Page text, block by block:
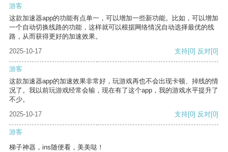
游客
这款加速器app的功能有点单一，可以增加一些新功能。比如，可以增加
一个自动切换线路的功能，这样就可以根据网络情况自动选择最优的线
路，从而获得更好的加速效果。
2025-10-17
支持[0] 反对[0]
游客
这款加速器app的加速效果非常好，玩游戏再也不会出现卡顿、掉线的情
况了。我以前玩游戏经常会输，现在有了这个app，我的游戏水平提升了
不少。
2025-10-17
支持[0] 反对[0]
游客
梯子神器，ins随便看，美美哒！